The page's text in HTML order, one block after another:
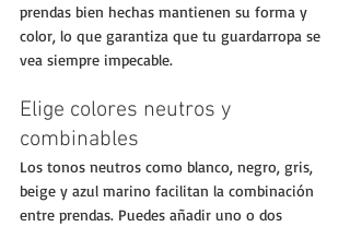
prendas bien hechas mantienen su forma y
color, lo que garantiza que tu guardarropa se
vea siempre impecable.
Elige colores neutros y
combinables
Los tonos neutros como blanco, negro, gris,
beige y azul marino facilitan la combinación
entre prendas. Puedes añadir uno o dos